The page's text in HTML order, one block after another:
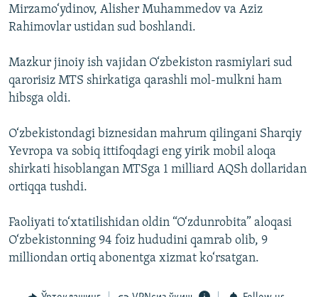
Mirzamo‘ydinov, Alisher Muhammedov va Aziz
Rahimovlar ustidan sud boshlandi.
Mazkur jinoiy ish vajidan O‘zbekiston rasmiylari sud
qarorisiz MTS shirkatiga qarashli mol-mulkni ham
hibsga oldi.
O‘zbekistondagi biznesidan mahrum qilingani Sharqiy
Yevropa va sobiq ittifoqdagi eng yirik mobil aloqa
shirkati hisoblangan MTSga 1 milliard AQSh dollaridan
ortiqqa tushdi.
Faoliyati to‘xtatilishidan oldin “O‘zdunrobita” aloqasi
O‘zbekistonning 94 foiz hududini qamrab olib, 9
milliondan ortiq abonentga xizmat ko‘rsatgan.